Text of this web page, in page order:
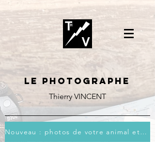
Le photographe
Thierry VINCENT
Nouveau : photos de votre animal et vous